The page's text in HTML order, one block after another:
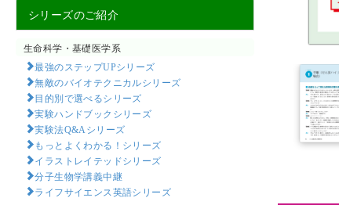
シリーズのご紹介
生命科学・基礎医学系
最強のステップUPシリーズ
無敵のバイオテクニカルシリーズ
目的別で選べるシリーズ
実験ハンドブックシリーズ
実験法Q&Aシリーズ
もっとよくわかる！シリーズ
イラストレイテッドシリーズ
分子生物学講義中継
ライフサイエンス英語シリーズ